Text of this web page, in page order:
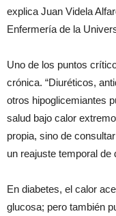
explica Juan Videla
Enfermería de la
Uno de los puntos
crónica. “Diuréticos,
otros hipoglicemiantes
salud bajo calor
propia, sino de
un reajuste temporal de
En diabetes, el calor
glucosa; pero también